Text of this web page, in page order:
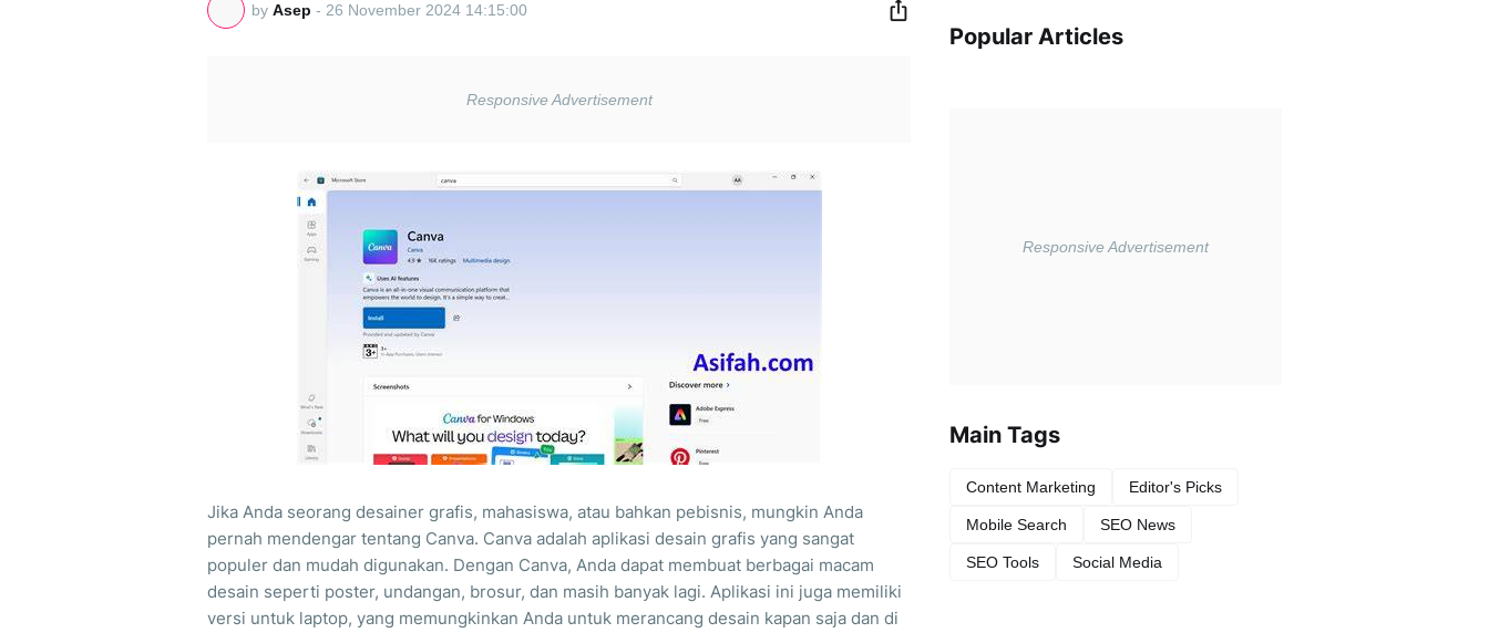
by Asep - 26 November 2024 14:15:00
Jika Anda seorang desainer grafis, mahasiswa, atau bahkan pebisnis, mungkin Anda
pernah mendengar tentang Canva. Canva adalah aplikasi desain grafis yang sangat
populer dan mudah digunakan. Dengan Canva, Anda dapat membuat berbagai macam
desain seperti poster, undangan, brosur, dan masih banyak lagi. Aplikasi ini juga memiliki
versi untuk laptop, yang memungkinkan Anda untuk merancang desain kapan saja dan di
Popular Articles
Main Tags
Content Marketing Editor's Picks
Mobile Search SEO News
SEO Tools Social Media